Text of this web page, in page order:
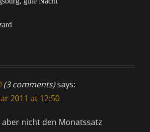
(3 comments)says:
2011 at 12:50
nicht den Monatssatz